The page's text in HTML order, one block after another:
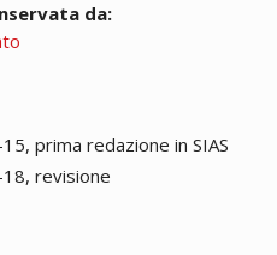
da:
prima redazione in SIAS
revisione